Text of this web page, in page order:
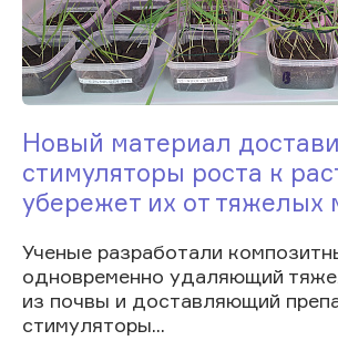
Новый материал
стимуляторы роста к
убережет их от тяжелых
Ученые разработали
одновременно удаляющий
из почвы и доставляющий
стимуляторы...